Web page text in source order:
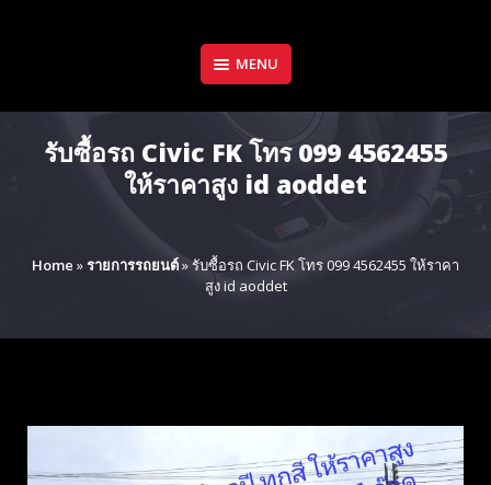
MENU
รับซื้อรถ Civic FK โทร 099 4562455
ให้ราคาสูง id aoddet
Home »รายการรถยนต์»รับซื้อรถ Civic FK โทร 099 4562455 ให้ราคา
สูง id aoddet